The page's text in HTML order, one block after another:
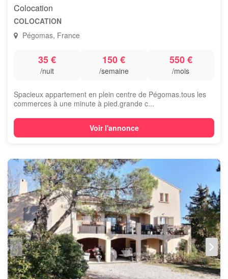
Colocation
COLOCATION
Pégomas, France
35 €
/nuit
150 €
/semaine
550 €
/mois
Spacieux appartement en plein centre de Pégomas.tous les
commerces à une minute à pied.grande c...
Voir l'annonce